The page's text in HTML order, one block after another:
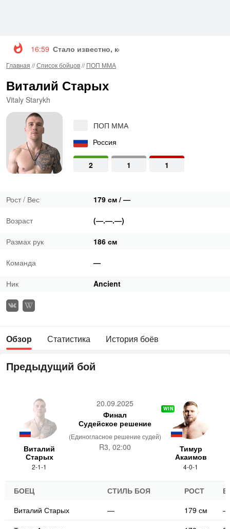
16:59 Стало известно, когда Конор Макгрегор
Главная //Список бойцов//ПОП ММА
Виталий Старых
Vitaly Starykh
ПОП ММА
Россия
2 1 1
Рост / Вес 179 см / —
Возраст (—.—.—)
Размах рук 186 см
Команда —
Ник Ancient
Обзор Статистика История боёв
Предыдущий бой
Виталий
Старых
2-1-1
20.09.2025
Финал
Судейское решение
(Единогласное решение судей)
R3, 02:00
WIN
Тимур
Акаимов
4-0-1
БОЕЦ СТИЛЬ БОЯ РОСТ
Виталий Старых
— 179 см
—